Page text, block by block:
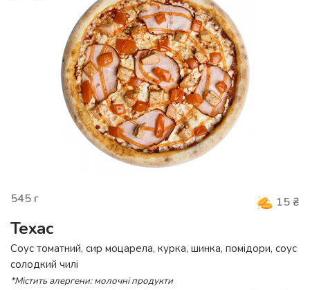
545 г 15 ₴
Техас
Соус томатний, сир моцарела, курка, шинка, помідори, соус
солодкий чилі
*Містить алергени: молочні продукти